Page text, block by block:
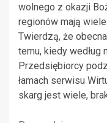
wolnego z okazji
regionów mają
Twierdzą, że
temu, kiedy według
Przedsiębiorcy
łamach serwisu
skarg jest wiele,